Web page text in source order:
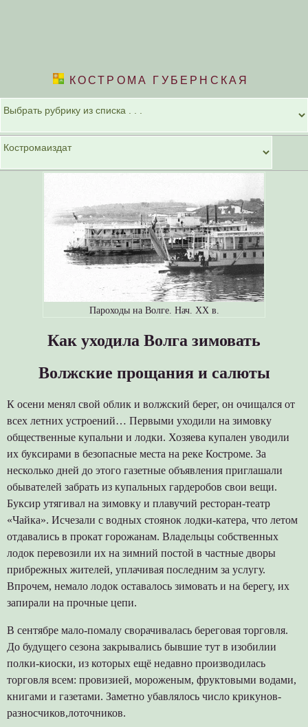
КОСТРОМА ГУБЕРНСКАЯ
Пароходы на Волге. Нач. ХХ в.
Как уходила Волга зимовать
Волжские прощания и салюты
К осени менял свой облик и волжский берег, он очищался от
всех летних устроений… Первыми уходили на зимовку
общественные купальни и лодки. Хозяева купален уводили
их буксирами в безопасные места на реке Костроме. За
несколько дней до этого газетные объявления приглашали
обывателей забрать из купальных гардеробов свои вещи.
Буксир утягивал на зимовку и плавучий ресторан-театр
«Чайка». Исчезали с водных стоянок лодки-катера, что летом
отдавались в прокат горожанам. Владельцы собственных
лодок перевозили их на зимний постой в частные дворы
прибрежных жителей, уплачивая последним за услугу.
Впрочем, немало лодок оставалось зимовать и на берегу, их
запирали на прочные цепи.
В сентябре мало-помалу сворачивалась береговая торговля.
До будущего сезона закрывались бывшие тут в изобилии
полки-киоски, из которых ещё недавно производилась
торговля всем: провизией, мороженым, фруктовыми водами,
книгами и газетами. Заметно убавлялось число крикунов-
разносчиков,лоточников.